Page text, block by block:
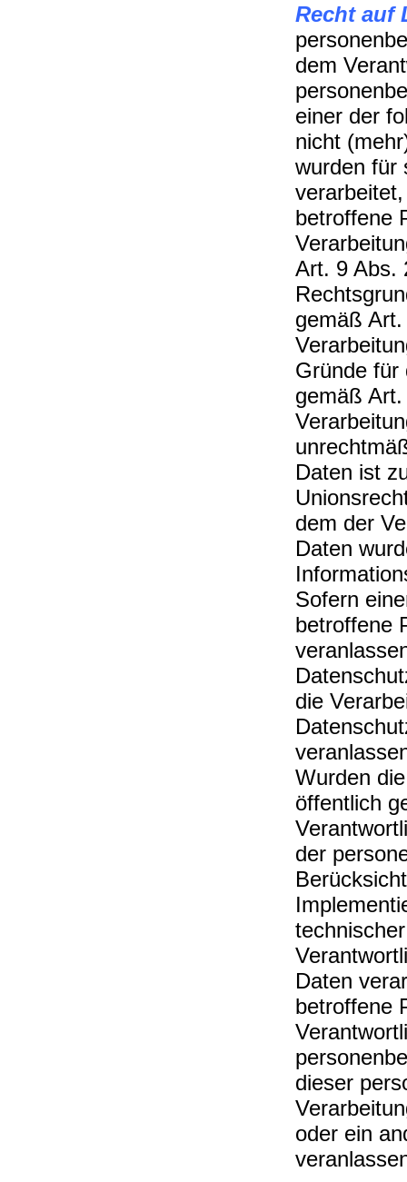
Recht auf
dem
einer der
nicht
wurden für
betroffene
Art. 9 Abs.
gemäß
Gründe für
gemäß
Daten ist
dem der
Daten
Sofern
betroffene
die
Wurden
öffentlich
der
Daten
betroffene
dieser
oder ein